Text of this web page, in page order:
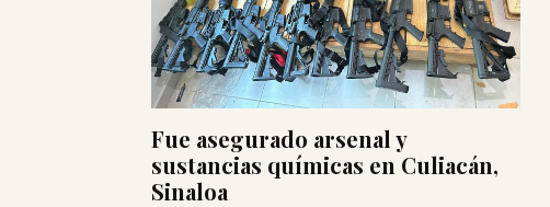
Fue asegurado arsenal y
sustancias químicas en Culiacán,
Sinaloa